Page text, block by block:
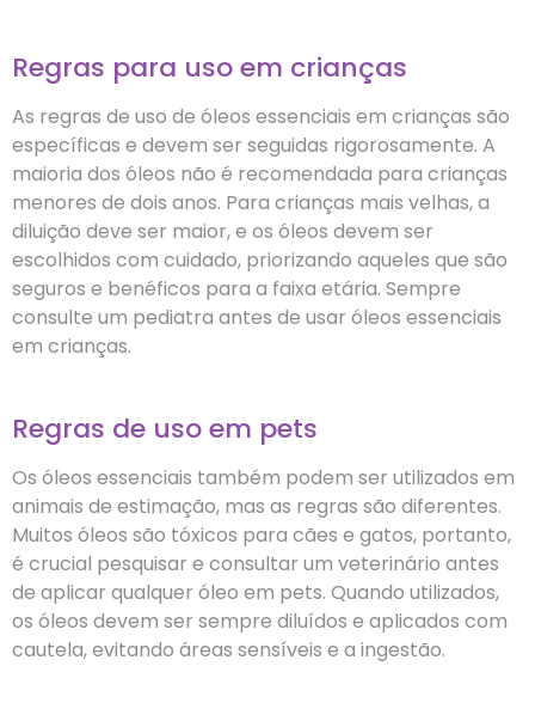
Regras para uso em crianças
As regras de uso de óleos essenciais em crianças são
específicas e devem ser seguidas rigorosamente. A
maioria dos óleos não é recomendada para crianças
menores de dois anos. Para crianças mais velhas, a
diluição deve ser maior, e os óleos devem ser
escolhidos com cuidado, priorizando aqueles que são
seguros e benéficos para a faixa etária. Sempre
consulte um pediatra antes de usar óleos essenciais
em crianças.
Regras de uso em pets
Os óleos essenciais também podem ser utilizados em
animais de estimação, mas as regras são diferentes.
Muitos óleos são tóxicos para cães e gatos, portanto,
é crucial pesquisar e consultar um veterinário antes
de aplicar qualquer óleo em pets. Quando utilizados,
os óleos devem ser sempre diluídos e aplicados com
cautela, evitando áreas sensíveis e a ingestão.